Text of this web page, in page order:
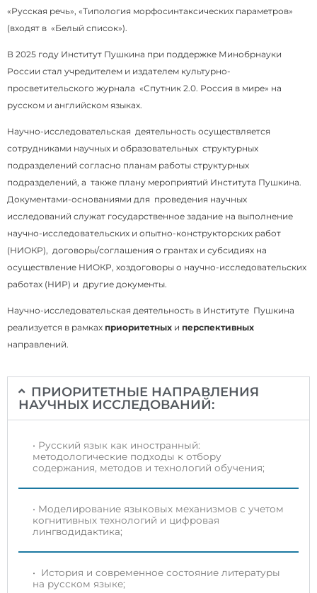
«Русская речь», «Типология морфосинтаксических параметров»
(входят в «Белый список»).
В 2025 году Институт Пушкина при поддержке Минобрнауки
России стал учредителем и издателем культурно-
просветительского журнала «Спутник 2.0. Россия в мире» на
русском и английском языках.
Научно-исследовательская деятельность осуществляется
сотрудниками научных и образовательных структурных
подразделений согласно планам работы структурных
подразделений, а также плану мероприятий Института Пушкина.
Документами-основаниями для проведения научных
исследований служат государственное задание на выполнение
научно-исследовательских и опытно-конструкторских работ
(НИОКР), договоры/соглашения о грантах и субсидиях на
осуществление НИОКР, хоздоговоры о научно-исследовательских
работах (НИР) и другие документы.
Научно-исследовательская деятельность в Институте Пушкина
реализуется в рамках приоритетных и перспективных
направлений.
ПРИОРИТЕТНЫЕ НАПРАВЛЕНИЯ
НАУЧНЫХ ИССЛЕДОВАНИЙ:
• Русский язык как иностранный:
методологические подходы к отбору
содержания, методов и технологий обучения;
• Моделирование языковых механизмов с учетом
когнитивных технологий и цифровая
лингводидактика;
• История и современное состояние литературы
на русском языке;